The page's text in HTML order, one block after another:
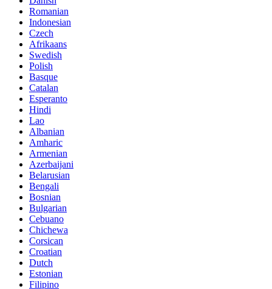
Romanian
Indonesian
Czech
Afrikaans
Swedish
Polish
Basque
Catalan
Esperanto
Hindi
Lao
Albanian
Amharic
Armenian
Azerbaijani
Belarusian
Bengali
Bosnian
Bulgarian
Cebuano
Chichewa
Corsican
Croatian
Dutch
Estonian
Filipino